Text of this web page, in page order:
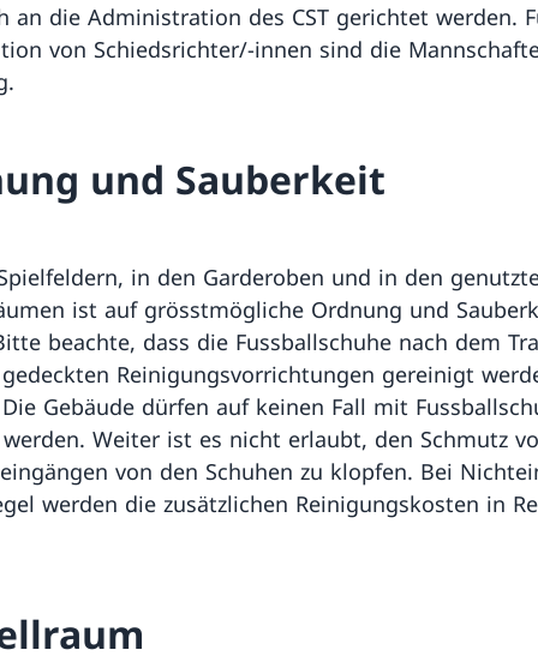
an die Administration des CST gerichtet werden.
von Schiedsrichter/-innen sind die
und Sauberkeit
in den Garderoben und in den
ist auf grösstmögliche Ordnung und
beachte, dass die Fussballschuhe nach dem
Reinigungsvorrichtungen gereinigt
Gebäude dürfen auf keinen Fall mit
Weiter ist es nicht erlaubt, den Schmutz
von den Schuhen zu klopfen. Bei
werden die zusätzlichen Reinigungskosten in